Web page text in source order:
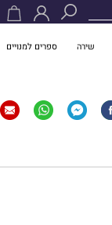
שירה ספרים למנויים